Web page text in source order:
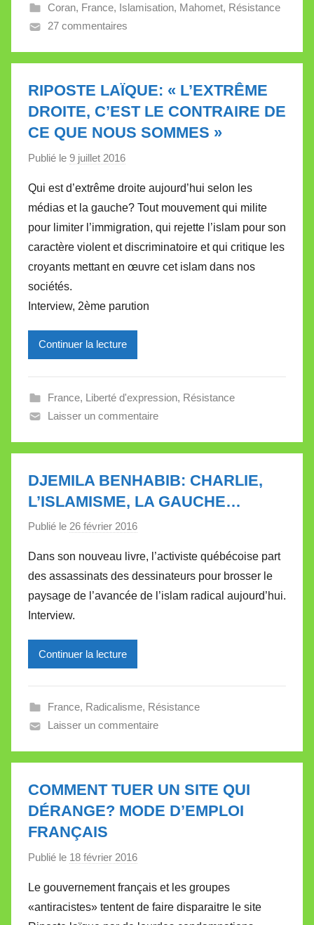
a
e
t
e
Coran, France, Islamisation, Mahomet, Résistance
27 commentaires
RIPOSTE LAÏQUE: « L’EXTRÊME
DROITE, C’EST LE CONTRAIRE DE
CE QUE NOUS SOMMES »
Publié le 9 juillet 2016
r
M
i
r
e
l
e
V
l
l
e
Qui est d’extrême droite aujourd’hui selon les
médias et la gauche? Tout mouvement qui milite
pour limiter l’immigration, qui rejette l’islam pour son
caractère violent et discriminatoire et qui critique les
croyants mettant en œuvre cet islam dans nos
sociétés.
Interview, 2ème parution
Continuer la lecture
France, Liberté d'expression, Résistance
Laisser un commentaire
DJEMILA BENHABIB: CHARLIE,
L’ISLAMISME, LA GAUCHE…
Publié le 26 février 2016
r
M
e
V
l
l
t
Dans son nouveau livre, l’activiste québécoise part
des assassinats des dessinateurs pour brosser le
paysage de l’avancée de l’islam radical aujourd’hui.
Interview.
Continuer la lecture
France, Radicalisme, Résistance
Laisser un commentaire
COMMENT TUER UN SITE QUI
DÉRANGE? MODE D’EMPLOI
FRANÇAIS
Publié le 18 février 2016
r
M
Le gouvernement français et les groupes
«antiracistes» tentent de faire disparaitre le site